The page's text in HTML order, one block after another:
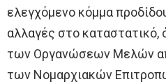
ελεγχόμενο κόμμα
αλλαγές στο
των Οργανώσεων Μελών
των Νομαρχιακών